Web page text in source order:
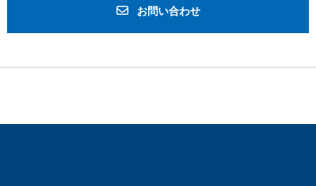
お問い合わせ